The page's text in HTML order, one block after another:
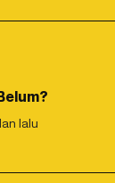
lalu